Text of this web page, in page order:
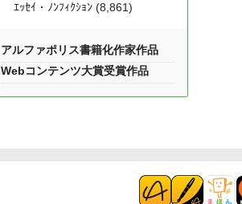
ｴｯｾｲ・ﾉﾝﾌｨｸｼｮﾝ (8,861)
アルファポリス書籍化作家作品
Webコンテンツ大賞受賞作品